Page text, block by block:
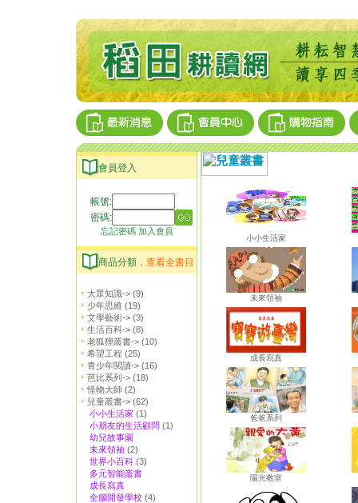
會員登入
帳號:
密碼:
忘記密碼 加入會員
商品分類． 查看全書目
大眾知識-> (9)
少年思維 (19)
文學藝術-> (3)
生活百科-> (8)
老狐狸叢書-> (10)
希望工程 (25)
青少年閱讀-> (16)
芭比系列-> (18)
怪物大師 (2)
兒童叢書-> (62)
小小生活家 (1)
小朋友的生活顧問 (1)
幼兒故事園
未來領袖 (2)
世界小百科 (3)
多元智能叢書
成長寫真
全腦開發學校 (4)
小小生活家
未來領袖
成長寫真
爸爸系列
陽光教室